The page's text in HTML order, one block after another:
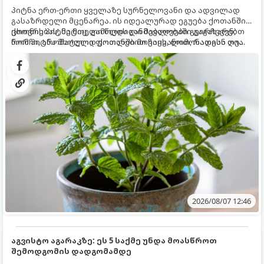
პიტნა ერთ-ერთი ყველაზე სურნელოვანი და ადვილად
გასაზრდელი მცენარეა. ის იდეალურად ეგუება ქოთანში
ცხოვრებას, მეტიც, გამოცდილი მებაღეები გვირჩევენ,
რომ პიტნა მხოლოდ ქოთანში მოვიყვანოთ, რადგან ღია
გრუნტში (ბაღში) დარგვისას ის ფესვებით ძალიან
სწრაფად ვრცელდება და სხვა მცენარეებს ავიწროებს.
ქოთნის პიტნა მთელი წლის განმავლობაში გაგახარებთ
ნორჩი, არომატული ფოთლებით ჩაის, ლიმონათისა თუ
კერძებისთვის.
2026/08/07 12:46
აგვისტო აგარაკზე: ეს 5 საქმე უნდა მოასწროთ
შემოდგომის დადგომამდე